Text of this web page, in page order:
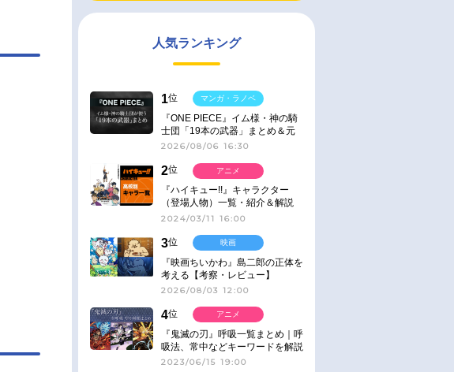
人気ランキング
1位
『ONE PIECE』イム様・神の騎
士団「19本の武器」まとめ＆元
ネタ
2026/08/06 16:30
マンガ・ラノベ
2位
『ハイキュー!!』キャラクター
（登場人物）一覧・紹介＆解説
2024/03/11 16:00
アニメ
3位
『映画ちいかわ』島二郎の正体を
考える【考察・レビュー】
2026/08/03 12:00
映画
4位
『鬼滅の刃』呼吸一覧まとめ｜呼
吸法、常中などキーワードを解説
2023/06/15 19:00
アニメ